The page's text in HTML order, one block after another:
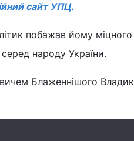
сайт УПЦ.
побажав йому
народу України.
Блаженнішого